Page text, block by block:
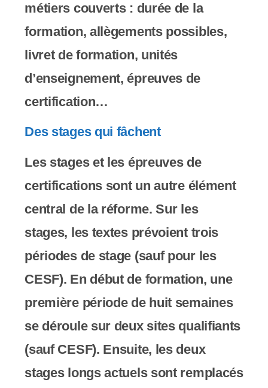
métiers couverts : durée de la
formation, allègements possibles,
livret de formation, unités
d’enseignement, épreuves de
certification…
Des stages qui fâchent
Les stages et les épreuves de
certifications sont un autre élément
central de la réforme. Sur les
stages, les textes prévoient trois
périodes de stage (sauf pour les
CESF). En début de formation, une
première période de huit semaines
se déroule sur deux sites qualifiants
(sauf CESF). Ensuite, les deux
stages longs actuels sont remplacés